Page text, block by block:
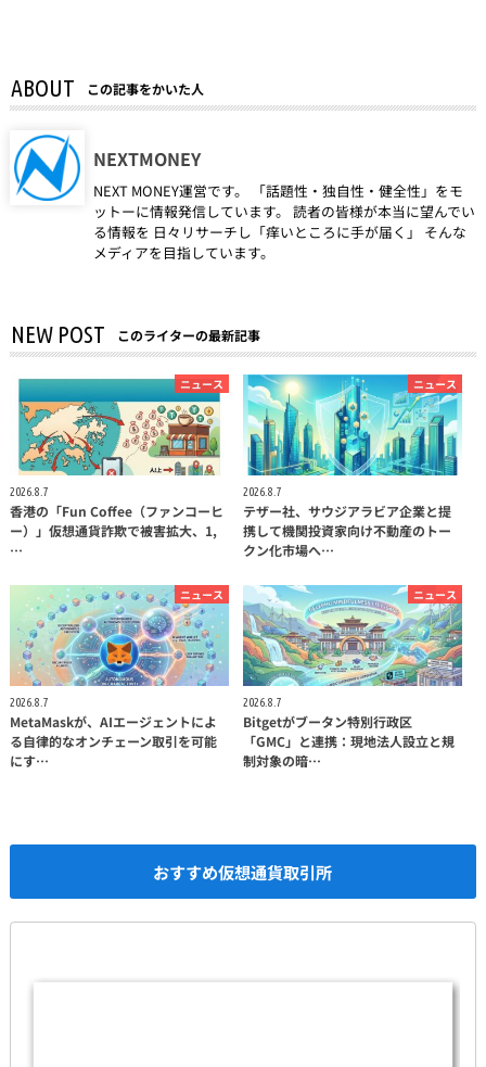
ABOUT この記事をかいた人
NEXTMONEY
NEXT MONEY運営です。 「話題性・独自性・健全性」をモ
ットーに情報発信しています。 読者の皆様が本当に望んでい
る情報を 日々リサーチし「痒いところに手が届く」 そんな
メディアを目指しています。
NEW POST このライターの最新記事
ニュース
2026.8.7
香港の「Fun Coffee（ファンコーヒ
ー）」仮想通貨詐欺で被害拡大、1,
…
ニュース
2026.8.7
テザー社、サウジアラビア企業と提
携して機関投資家向け不動産のトー
クン化市場へ…
ニュース
2026.8.7
MetaMaskが、AIエージェントによ
る自律的なオンチェーン取引を可能
にす…
ニュース
2026.8.7
Bitgetがブータン特別行政区
「GMC」と連携：現地法人設立と規
制対象の暗…
おすすめ仮想通貨取引所